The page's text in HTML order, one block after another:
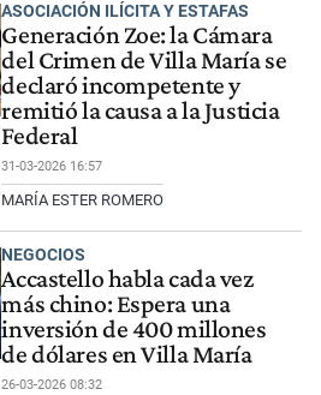
ASOCIACIÓN ILÍCITA Y ESTAFAS
Generación Zoe: la Cámara
del Crimen de Villa María se
declaró incompetente y
remitió la causa a la Justicia
Federal
31-03-2026 16:57
MARÍA ESTER ROMERO
NEGOCIOS
Accastello habla cada vez
más chino: Espera una
inversión de 400 millones
de dólares en Villa María
26-03-2026 08:32